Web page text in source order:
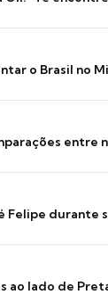
o Brasil no
entre
Felipe durante
ao lado de